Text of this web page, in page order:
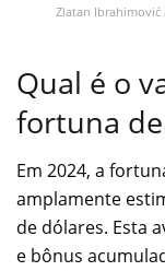
Zlatan
Qual é o
fortuna
Em 2024, a
amplamente
de dólares. Esta
e bônus